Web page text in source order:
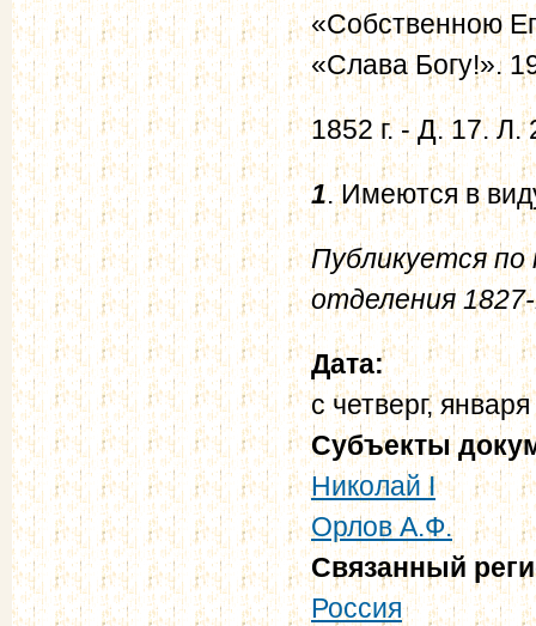
«Собственною
«Слава Богу!».
1852 г. - Д. 17. Л.
1. Имеются в
Публикуется
отделения
Дата:
счетверг,
Субъекты
Николай I
Орлов А.Ф.
Связанный
Россия